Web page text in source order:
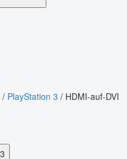
/ PlayStation 3 / HDMI-auf-DVI